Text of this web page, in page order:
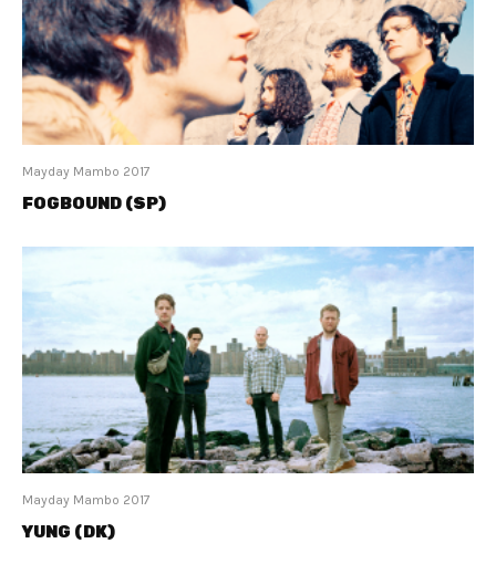
Mayday Mambo 2017
FOGBOUND (SP)
Mayday Mambo 2017
YUNG (DK)